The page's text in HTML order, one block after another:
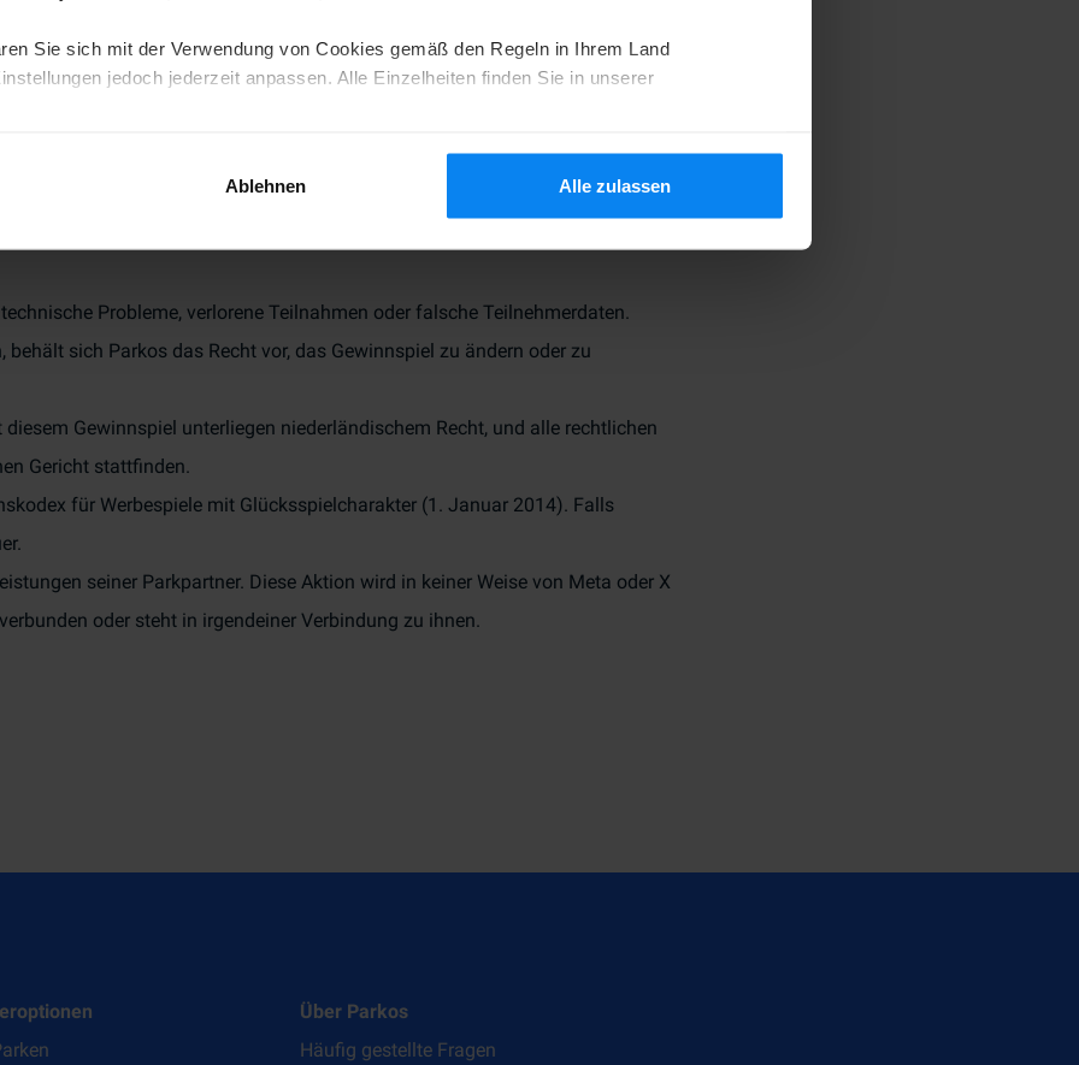
Sie sich mit der Verwendung von Cookies gemäß den Regeln in Ihrem Land
jedoch jederzeit anpassen. Alle Einzelheiten finden Sie in unserer
Ablehnen Alle zulassen
der Teilnehmer in Übereinstimmung mit der Datenschutzrichtlinie.
dieses Gewinnspiel verwendet und nicht an Dritte weitergegeben.
Probleme, verlorene Teilnahmen oder falsche Teilnehmerdaten.
sich Parkos das Recht vor, das Gewinnspiel zu ändern oder zu
Gewinnspiel unterliegen niederländischem Recht, und alle rechtlichen
Gericht stattfinden.
für Werbespiele mit Glücksspielcharakter (1. Januar 2014). Falls
seiner Parkpartner. Diese Aktion wird in keiner Weise von Meta oder X
oder steht in irgendeiner Verbindung zu ihnen.
Über Parkos
Häufig gestellte Fragen